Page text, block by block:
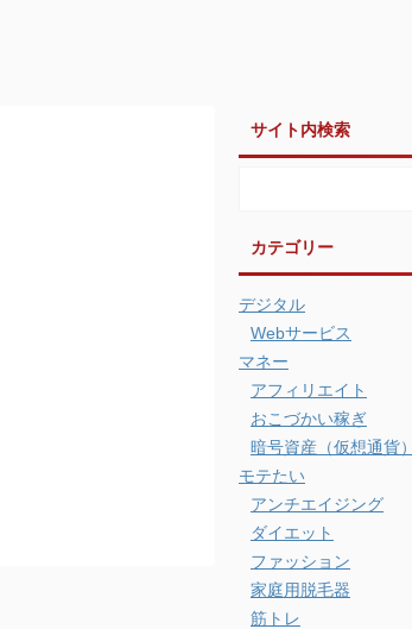
サイト内検索
カテゴリー
デジタル
Webサービス
マネー
アフィリエイト
おこづかい稼ぎ
暗号資産（仮想通貨）
モテたい
アンチエイジング
ダイエット
ファッション
家庭用脱毛器
筋トレ